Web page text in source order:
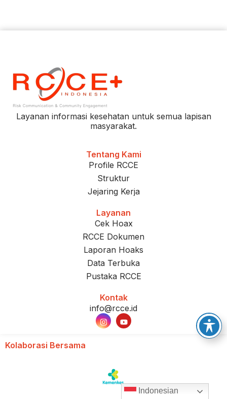
Layanan informasi kesehatan untuk semua lapisan
masyarakat.
Tentang Kami
Profile RCCE
Struktur
Jejaring Kerja
Layanan
Cek Hoax
RCCE Dokumen
Laporan Hoaks
Data Terbuka
Pustaka RCCE
Kontak
info@rcce.id
Kolaborasi Bersama
Indonesian